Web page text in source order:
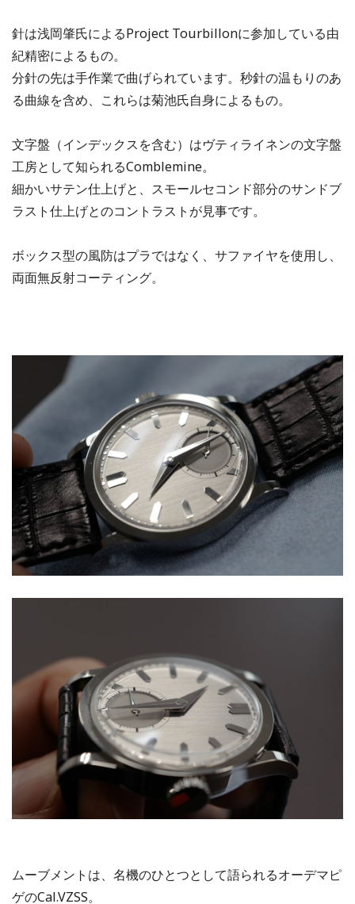
針は浅岡肇氏によるProject Tourbillonに参加している由
紀精密によるもの。
分針の先は手作業で曲げられています。秒針の温もりのあ
る曲線を含め、これらは菊池氏自身によるもの。
文字盤（インデックスを含む）はヴティライネンの文字盤
工房として知られるComblemine。
細かいサテン仕上げと、スモールセコンド部分のサンドブ
ラスト仕上げとのコントラストが見事です。
ボックス型の風防はプラではなく、サファイヤを使用し、
両面無反射コーティング。
ムーブメントは、名機のひとつとして語られるオーデマピ
ゲのCal.VZSS。